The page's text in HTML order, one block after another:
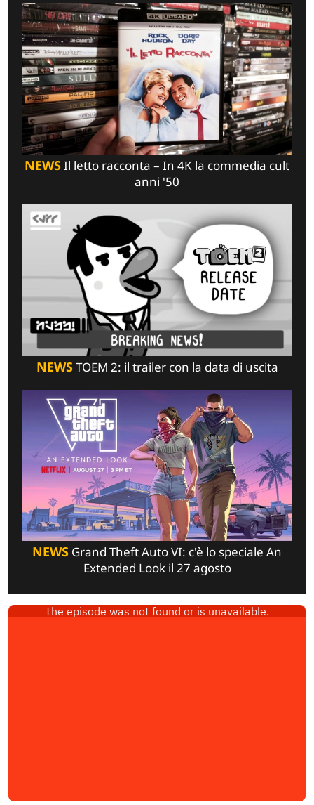
NEWSIl letto racconta – In 4K la commedia cult
anni '50
NEWSTOEM 2: il trailer con la data di uscita
NEWS Grand Theft Auto VI: c'è lo speciale An
Extended Look il 27 agosto